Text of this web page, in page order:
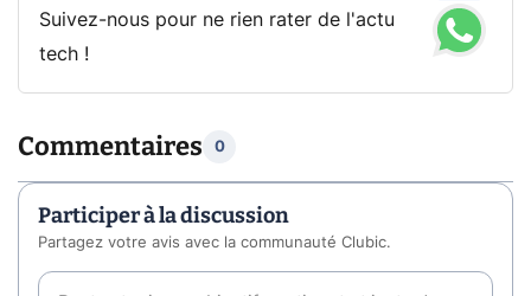
Suivez-nous pour ne rien rater de l'actu
tech !
Commentaires 0
Participer à la discussion
Partagez votre avis avec la communauté Clubic.